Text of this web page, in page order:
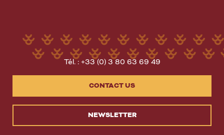
Tél. : +33 (0) 3 80 63 69 49
CONTACT US
NEWSLETTER